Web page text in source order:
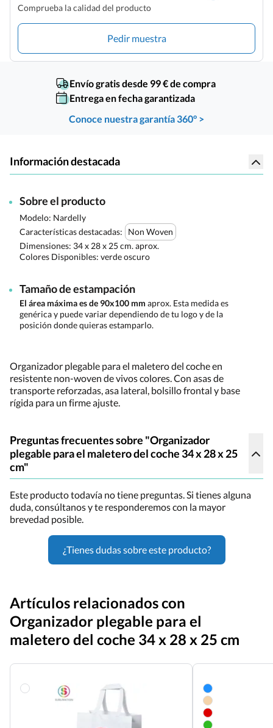
Comprueba la calidad del producto
Pedir muestra
Envío gratis desde 99 € de compra
Entrega en fecha garantizada
Conoce nuestra garantía 360° >
Información destacada
Sobre el producto
Modelo: Nardelly
Características destacadas:
Non Woven
Dimensiones: 34 x 28 x 25 cm. aprox.
Colores Disponibles: verde oscuro
Tamaño de estampación
El área máxima es de 90x100 mm aprox. Esta medida es
genérica y puede variar dependiendo de tu logo y de la
posición donde quieras estamparlo.
Organizador plegable para el maletero del coche en
resistente non-woven de vivos colores. Con asas de
transporte reforzadas, asa lateral, bolsillo frontal y base
rígida para un firme ajuste.
Preguntas frecuentes sobre "Organizador
plegable para el maletero del coche 34 x 28 x 25
cm"
Este producto todavía no tiene preguntas. Si tienes alguna
duda, consúltanos y te responderemos con la mayor
brevedad posible.
¿Tienes dudas sobre este producto?
Artículos relacionados con
Organizador plegable para el
maletero del coche 34 x 28 x 25 cm